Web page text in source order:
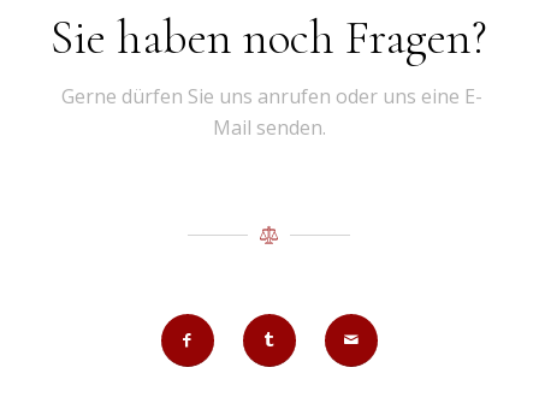
Sie haben noch Fragen?
Gerne dürfen Sie uns anrufen oder uns eine E-
Mail senden.